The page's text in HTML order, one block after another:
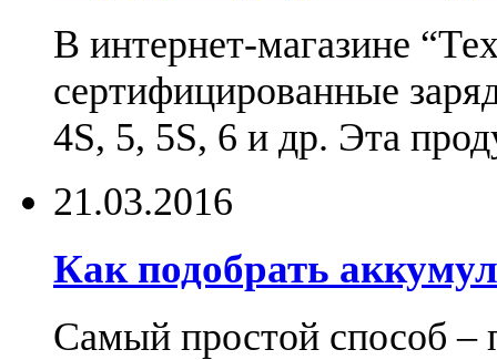
В интернет-магазине
сертифицированные
4S, 5, 5S, 6 и др. Эта
21.03.2016
Как подобрать
Самый простой способ –